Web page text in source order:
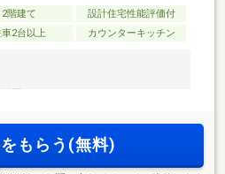
2階建て
設計住宅性能評価付
2台以上 カウンターキッチン
GHDホームトレードセンター
もらう(無料)